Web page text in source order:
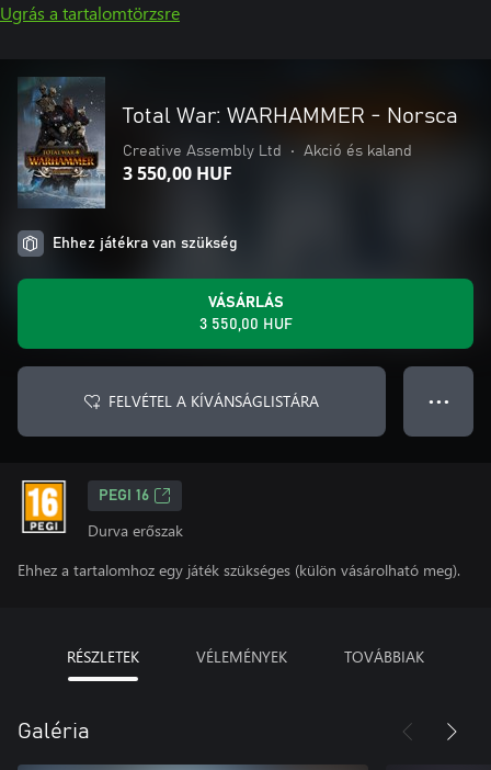
Ugrás a tartalomtörzsre
Total War: WARHAMMER - Norsca
Creative Assembly Ltd • Akció és kaland
3 550,00 HUF
Ehhez játékra van szükség
VÁSÁRLÁS
3 550,00 HUF
FELVÉTEL A KÍVÁNSÁGLISTÁRA ● ● ●
PEGI 16
Durva erőszak
Ehhez a tartalomhoz egy játék szükséges (külön vásárolható meg).
RÉSZLETEK VÉLEMÉNYEK TOVÁBBIAK
Galéria